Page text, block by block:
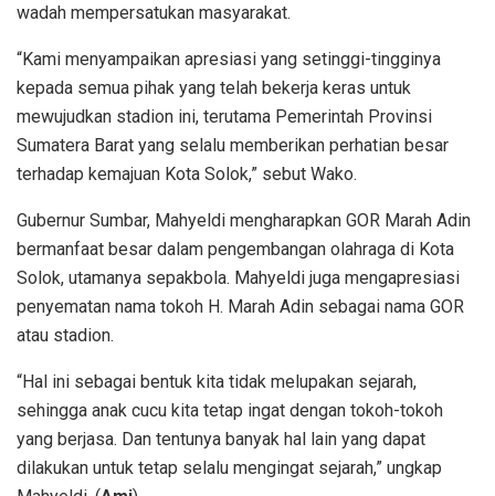
wadah mempersatukan masyarakat.
“Kami menyampaikan apresiasi yang setinggi-tingginya
kepada semua pihak yang telah bekerja keras untuk
mewujudkan stadion ini, terutama Pemerintah Provinsi
Sumatera Barat yang selalu memberikan perhatian besar
terhadap kemajuan Kota Solok,” sebut Wako.
Gubernur Sumbar, Mahyeldi mengharapkan GOR Marah Adin
bermanfaat besar dalam pengembangan olahraga di Kota
Solok, utamanya sepakbola. Mahyeldi juga mengapresiasi
penyematan nama tokoh H. Marah Adin sebagai nama GOR
atau stadion.
“Hal ini sebagai bentuk kita tidak melupakan sejarah,
sehingga anak cucu kita tetap ingat dengan tokoh-tokoh
yang berjasa. Dan tentunya banyak hal lain yang dapat
dilakukan untuk tetap selalu mengingat sejarah,” ungkap